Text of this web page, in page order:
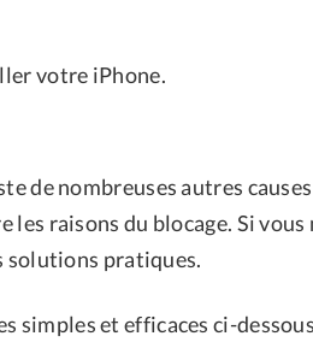
votre iPhone.
de nombreuses autres
raisons du blocage. Si vous
solutions pratiques.
simples et efficaces ci-